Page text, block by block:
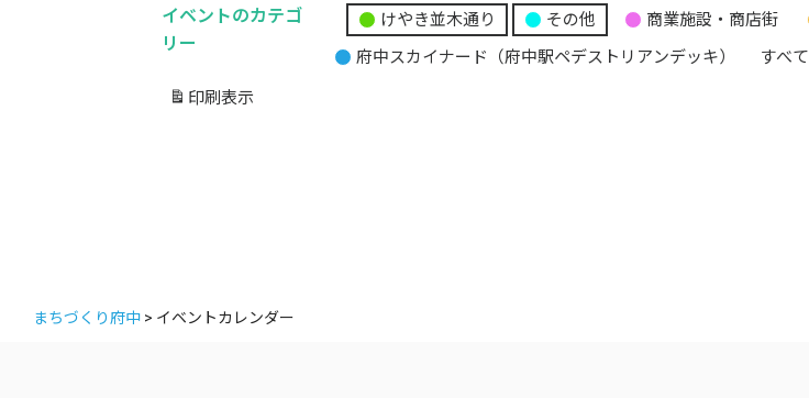
イベントのカテゴ
リー
題
けやき並木通り その他 商業施設・商店街
府中スカイナード（府中駅ペデストリアンデッキ）
すべて
印刷 表示
まちづくり府中 > イベントカレンダー